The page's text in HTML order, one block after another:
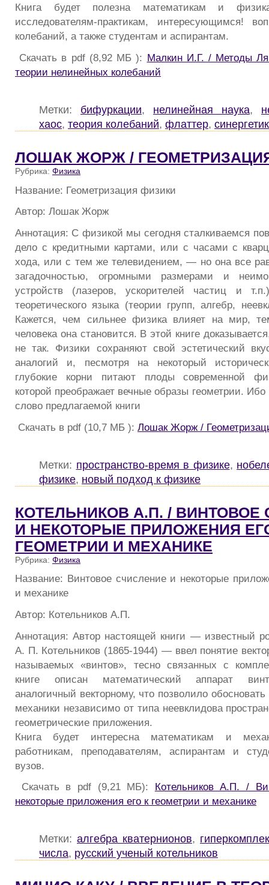
Книга будет полезна математикам и
исследователям-практикам, интересующимся!
колебаний, а также студентам и аспирантам.
Скачать в pdf (8,92 МБ ): Малкин И.Г. / Методы
теории нелинейных колебаний
Метки: бифуркации, нелинейная наука,
хаос, теория колебаний, флаттер,
ЛОШАК ЖОРЖ /
Рубрика: Физика
Название: Геометризация физики
Автор: Лошак Жорж
Аннотация: С физикой мы сегодня сталкиваемся
дело с кредитными картами, или с часами с
хода, или с тем же телевидением, — но она все
загадочностью, огромными размерами и
устройств (лазеров, ускорителей частиц и
теоретического языка (теории групп, алгебр,
Кажется, чем сильнее физика влияет на мир,
человека она становится. В этой книге
не так. Физики сохраняют свой эстетический
аналогий и, песмотря на некоторый
глубокие корни питают плоды современной
которой преображает вечные образы геометрии.
слово предлагаемой книги
Скачать в pdf (10,7 МБ ): Лошак Жорж /
Метки: пространство-время в физике,
физике, новый подход к физике
КОТЕЛЬНИКОВ А.П. / ВИНТОВОЕ
И НЕКОТОРЫЕ ПРИЛОЖЕНИЯ
ГЕОМЕТРИИ И МЕХАНИКЕ
Рубрика: Физика
Название: Винтовое счисление и некоторые
и механике
Автор: Котельников А.П.
Аннотация: Автор настоящей книги — известный
А. П. Котельников (1865-1944) — ввел понятие
называемых «винтов», тесно связанных с
книге описан математический аппарат
аналогичный векторному, что позволило
механики независимо от типа неевклидова
геометрические приложения.
Книга будет интересна математикам и
работникам, преподавателям, аспирантам и
вузов.
Скачать в pdf (9,21 МБ): Котельников А.П. /
некоторые приложения его к геометрии и механике
Метки: алгебра кватернионов,
числа, русский ученый котельников